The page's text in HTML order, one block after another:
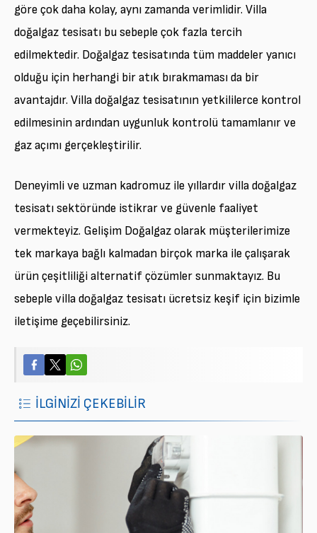
göre çok daha kolay, aynı zamanda verimlidir. Villa
doğalgaz tesisatı bu sebeple çok fazla tercih
edilmektedir. Doğalgaz tesisatında tüm maddeler yanıcı
olduğu için herhangi bir atık bırakmaması da bir
avantajdır. Villa doğalgaz tesisatının yetkililerce kontrol
edilmesinin ardından uygunluk kontrolü tamamlanır ve
gaz açımı gerçekleştirilir.
Deneyimli ve uzman kadromuz ile yıllardır villa doğalgaz
tesisatı sektöründe istikrar ve güvenle faaliyet
vermekteyiz. Gelişim Doğalgaz olarak müşterilerimize
tek markaya bağlı kalmadan birçok marka ile çalışarak
ürün çeşitliliği alternatif çözümler sunmaktayız. Bu
sebeple villa doğalgaz tesisatı ücretsiz keşif için bizimle
iletişime geçebilirsiniz.
İLGİNİZİ ÇEKEBİLİR